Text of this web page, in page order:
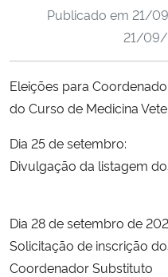
Ministério da Cidadania
Ministério de Minas e Energia
Ministério da Ciência, Tecnologia,
Ministério do Turismo
Ministério do Desenvolvimento
Publicado em 21/
21/09/
Eleições para
do Curso de Medicina
Dia 25 de setembro:
Divulgação da listagem
Dia 28 de setembro de
Solicitação de inscrição
Coordenador Substituto